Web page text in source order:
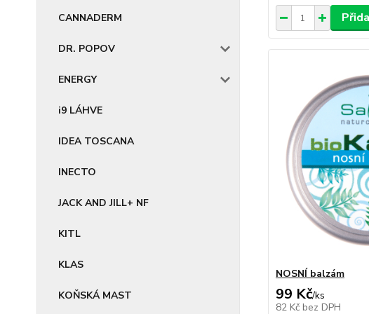
CANNADERM
DR. POPOV
ENERGY
i9 LÁHVE
IDEA TOSCANA
INECTO
JACK AND JILL+ NF
KITL
KLAS
KOŇSKÁ MAST
NOSNÍ balzám
99 Kč/ks
82 Kč bez DPH